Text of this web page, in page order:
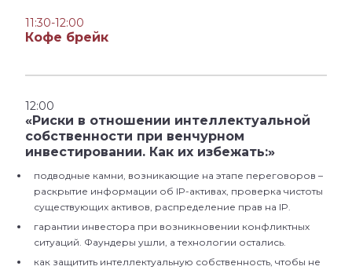
11:30-12:00
Кофе брейк
12:00
«Риски в отношении интеллектуальной
собственности при венчурном
инвестировании. Как их избежать:»
подводные камни, возникающие на этапе переговоров –
раскрытие информации об IP-активах, проверка чистоты
существующих активов, распределение прав на IP.
гарантии инвестора при возникновении конфликтных
ситуаций. Фаундеры ушли, а технологии остались.
как защитить интеллектуальную собственность, чтобы не